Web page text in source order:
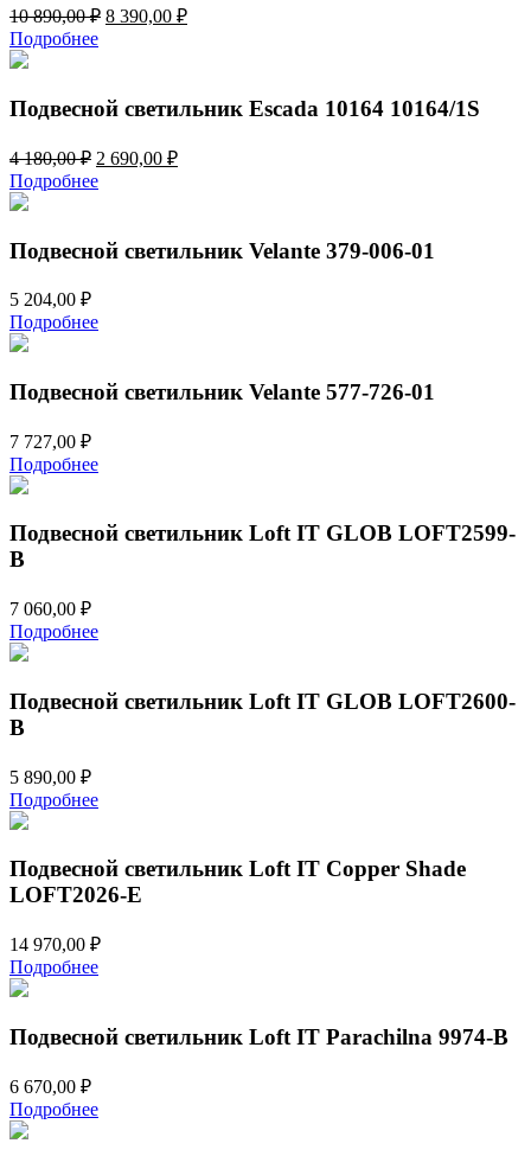
10 890,00₽ Первоначальная
890,00 ₽.
8 390,00 ₽Текущая
Подробнее
Подвесной светильник Escada 10164 10164/1S
4 180,00₽ Первоначальная
цена
составляла
180,00 ₽.
2 690,00 ₽Текущая
Подробнее
Подвесной светильник Velante 379-006-01
5 204,00 ₽
Подробнее
Подвесной светильник Velante 577-726-01
7 727,00 ₽
Подробнее
Подвесной светильник Loft IT GLOB LOFT2599-
B
7 060,00 ₽
Подробнее
Подвесной светильник Loft IT GLOB LOFT2600-
B
5 890,00 ₽
Подробнее
Подвесной светильник Loft IT Copper Shade
LOFT2026-E
14 970,00 ₽
Подробнее
Подвесной светильник Loft IT Parachilna 9974-B
6 670,00 ₽
Подробнее